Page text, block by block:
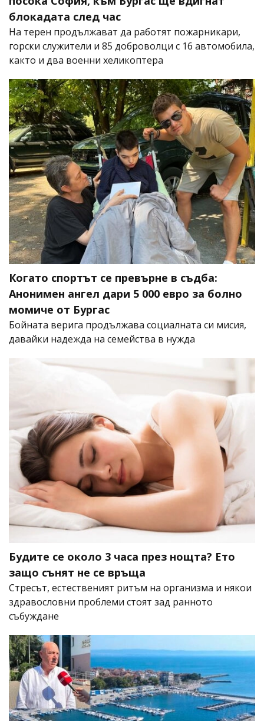
блокадата след час
На терен продължават да работят пожарникари,
горски служители и 85 доброволци с 16 автомобила,
както и два военни хеликоптера
Когато спортът се превърне в съдба:
Анонимен ангел дари 5 000 евро за болно
момиче от Бургас
Бойната верига продължава социалната си мисия,
давайки надежда на семейства в нужда
Будите се около 3 часа през нощта? Ето
защо сънят не се връща
Стресът, естественият ритъм на организма и някои
здравословни проблеми стоят зад ранното
събуждане